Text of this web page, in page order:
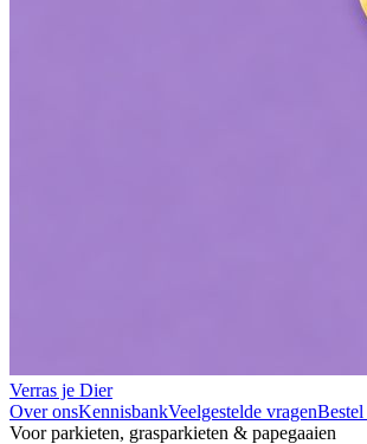
Verras je Dier
Over onsKennisbankVeelgestelde vragenBestel
Voor parkieten, grasparkieten & papegaaien